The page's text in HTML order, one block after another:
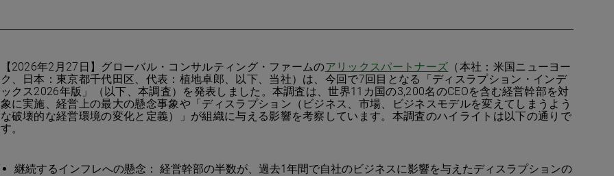
【2026年2月27日】グローバル・コンサルティング・ファームのアリックスパートナーズ （本社：米国ニューヨー
ク、日本：東京都千代田区、代表：植地卓郎、以下、当社）は、今回で7回目となる「ディスラプション・インデ
ックス2026年版」（以下、本調査）を発表しました。本調査は、世界11カ国の3,200名のCEOを含む経営幹部を対
象に実施、経営上の最大の懸念事象や「ディスラプション（ビジネス、市場、ビジネスモデルを変えてしまうよう
な破壊的な経営環境の変化と定義）」が組織に与える影響を考察しています。本調査のハイライトは以下の通りで
す。
継続するインフレへの懸念： 経営幹部の半数が、過去1年間で自社のビジネスに影響を与えたディスラプションの